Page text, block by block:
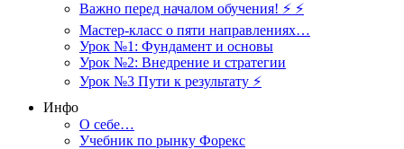
Важно перед началом обучения! ⚡ ⚡
Мастер-класс о пяти направлениях…
Урок №1: Фундамент и основы
Урок №2: Внедрение и стратегии
Урок №3 Пути к результату ⚡️
Инфо
О себе…
Учебник по рынку Форекс